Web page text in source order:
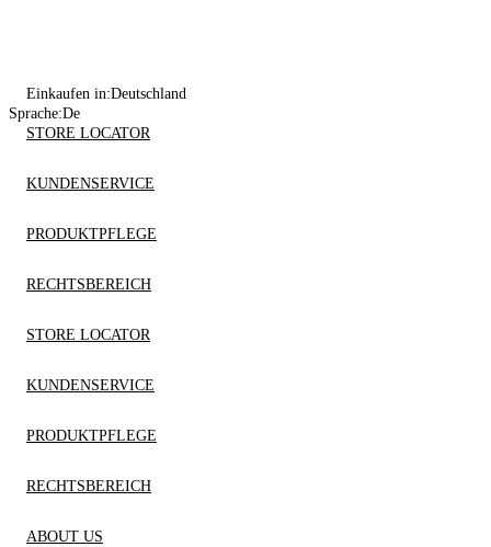
Einkaufen in:Deutschland
Sprache:De
STORE LOCATOR
KUNDENSERVICE
PRODUKTPFLEGE
RECHTSBEREICH
STORE LOCATOR
KUNDENSERVICE
PRODUKTPFLEGE
RECHTSBEREICH
ABOUT US